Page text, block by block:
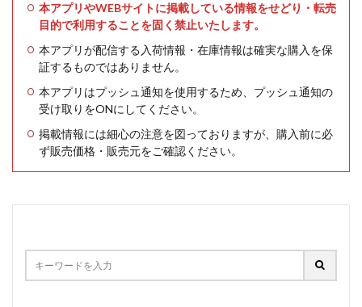
本アプリやWEBサイトに掲載している情報をせどり・転売
目的で利用することを固く禁止いたします。
本アプリが配信する入荷情報・在庫情報は確実な購入を保
証するものではありません。
本アプリはプッシュ通知を使用するため、プッシュ通知の
受け取りをONにしてください。
掲載情報には細心の注意を図っておりますが、購入前に必
ず販売価格・販売元をご確認ください。